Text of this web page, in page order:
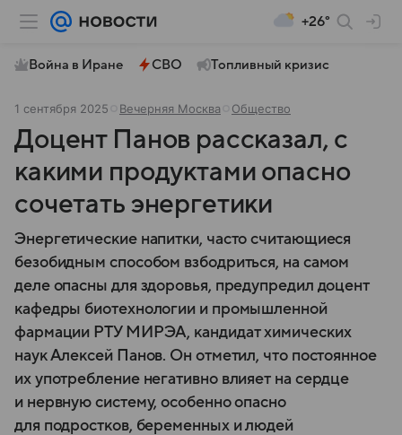
+26°
Война в Иране СВО Топливный кризис
1 сентября 2025 Вечерняя Москва Общество
Доцент Панов рассказал, с
какими продуктами опасно
сочетать энергетики
Энергетические напитки, часто считающиеся
безобидным способом взбодриться, на самом
деле опасны для здоровья, предупредил доцент
кафедры биотехнологии и промышленной
фармации РТУ МИРЭА, кандидат химических
наук Алексей Панов. Он отметил, что постоянное
их употребление негативно влияет на сердце
и нервную систему, особенно опасно
для подростков, беременных и людей